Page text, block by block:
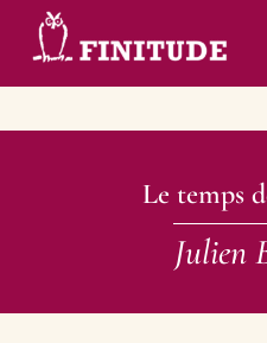
Le temps
Julien